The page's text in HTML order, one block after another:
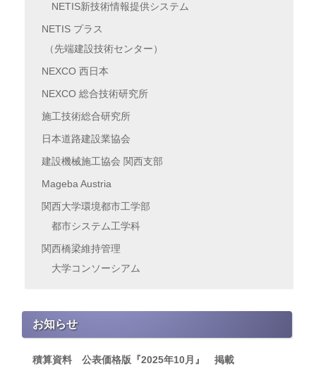
NETIS新技術情報提供システム
NETIS プラス
（先端建設技術センター）
NEXCO 西日本
NEXCO 総合技術研究所
施工技術総合研究所
日本道路建設業協会
建設機械施工協会 関西支部
Mageba Austria
関西大学環境都市工学部
都市システム工学科
関西橋梁維持管理
大学コンソーシアム
お知らせ
積算資料 公表価格版『2025年10月』 掲載